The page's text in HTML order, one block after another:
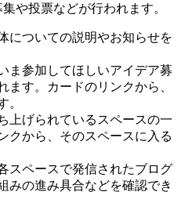
や投票などが行われます。
についての説明やお知らせを
ま参加してほしいアイデア募
ます。カードのリンクから、
。
上げられているスペースの一
クから、そのスペースに入る
スペースで発信されたブログ
みの進み具合などを確認でき